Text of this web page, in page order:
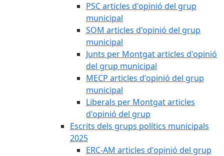
PSC articles d'opinió del grup
municipal
SOM articles d'opinió del grup
municipal
Junts per Montgat articles d'opinió
del grup municipal
MECP articles d'opinió del grup
municipal
Liberals per Montgat articles
d'opinió del grup
Escrits dels grups polítics municipals
2025
ERC-AM articles d'opinió del grup